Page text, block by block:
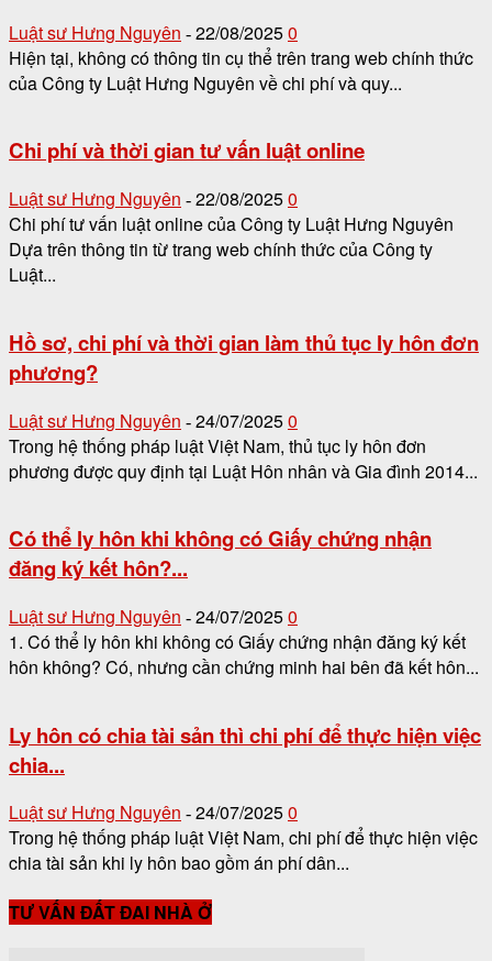
Luật sư Hưng Nguyên - 22/08/20250
Hiện tại, không có thông tin cụ thể trên trang web chính thức
của Công ty Luật Hưng Nguyên về chi phí và quy...
Chi phí và thời gian tư vấn luật online
Luật sư Hưng Nguyên - 22/08/20250
Chi phí tư vấn luật online của Công ty Luật Hưng Nguyên
Dựa trên thông tin từ trang web chính thức của Công ty
Luật...
Hồ sơ, chi phí và thời gian làm thủ tục ly hôn đơn
phương?
Luật sư Hưng Nguyên - 24/07/20250
Trong hệ thống pháp luật Việt Nam, thủ tục ly hôn đơn
phương được quy định tại Luật Hôn nhân và Gia đình 2014...
Có thể ly hôn khi không có Giấy chứng nhận
đăng ký kết hôn?...
Luật sư Hưng Nguyên - 24/07/20250
1. Có thể ly hôn khi không có Giấy chứng nhận đăng ký kết
hôn không? Có, nhưng cần chứng minh hai bên đã kết hôn...
Ly hôn có chia tài sản thì chi phí để thực hiện việc
chia...
Luật sư Hưng Nguyên - 24/07/20250
Trong hệ thống pháp luật Việt Nam, chi phí để thực hiện việc
chia tài sản khi ly hôn bao gồm án phí dân...
TƯ VẤN ĐẤT ĐAI NHÀ Ở